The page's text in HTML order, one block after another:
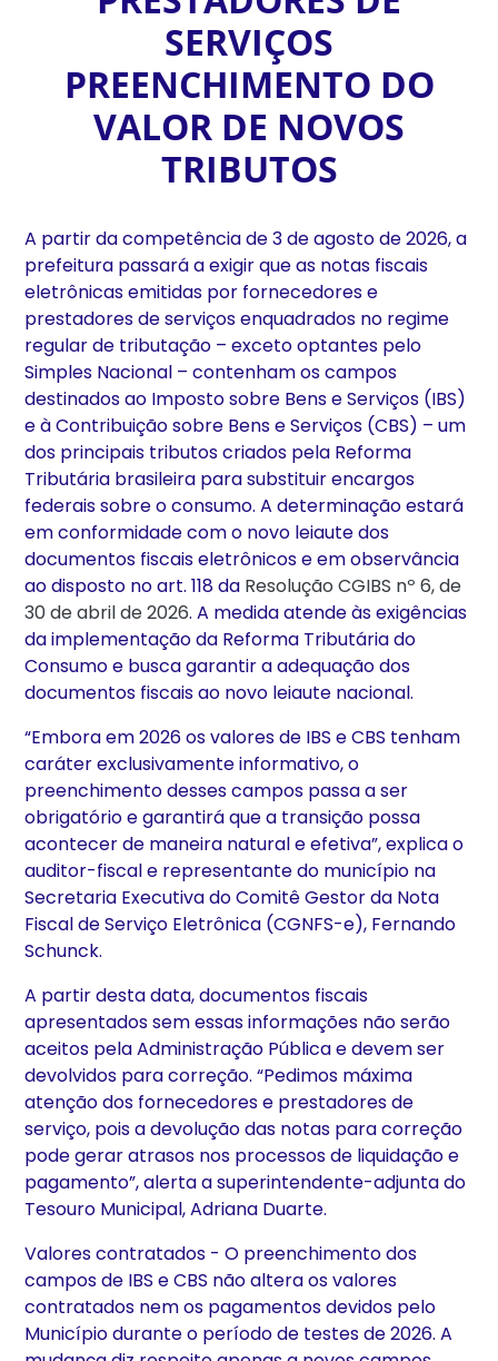
SERVIÇOS
PREENCHIMENTO DO
VALOR DE NOVOS
TRIBUTOS
A partir da competência de 3 de agosto de 2026, a
prefeitura passará a exigir que as notas fiscais
eletrônicas emitidas por fornecedores e
prestadores de serviços enquadrados no regime
regular de tributação – exceto optantes pelo
Simples Nacional – contenham os campos
destinados ao Imposto sobre Bens e Serviços (IBS)
e à Contribuição sobre Bens e Serviços (CBS) – um
dos principais tributos criados pela Reforma
Tributária brasileira para substituir encargos
federais sobre o consumo. A determinação estará
em conformidade com o novo leiaute dos
documentos fiscais eletrônicos e em observância
ao disposto no art. 118 da Resolução CGIBS nº 6, de
30 de abril de 2026. A medida atende às exigências
da implementação da Reforma Tributária do
Consumo e busca garantir a adequação dos
documentos fiscais ao novo leiaute nacional.
“Embora em 2026 os valores de IBS e CBS tenham
caráter exclusivamente informativo, o
preenchimento desses campos passa a ser
obrigatório e garantirá que a transição possa
acontecer de maneira natural e efetiva”, explica o
auditor-fiscal e representante do município na
Secretaria Executiva do Comitê Gestor da Nota
Fiscal de Serviço Eletrônica (CGNFS-e), Fernando
Schunck.
A partir desta data, documentos fiscais
apresentados sem essas informações não serão
aceitos pela Administração Pública e devem ser
devolvidos para correção. “Pedimos máxima
atenção dos fornecedores e prestadores de
serviço, pois a devolução das notas para correção
pode gerar atrasos nos processos de liquidação e
pagamento”, alerta a superintendente-adjunta do
Tesouro Municipal, Adriana Duarte.
Valores contratados - O preenchimento dos
campos de IBS e CBS não altera os valores
contratados nem os pagamentos devidos pelo
Município durante o período de testes de 2026. A